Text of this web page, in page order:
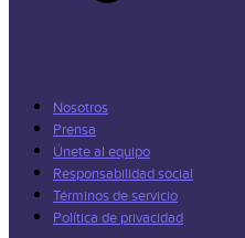
Nosotros
Prensa
Únete al equipo
Responsabilidad social
Términos de servicio
Política de privacidad